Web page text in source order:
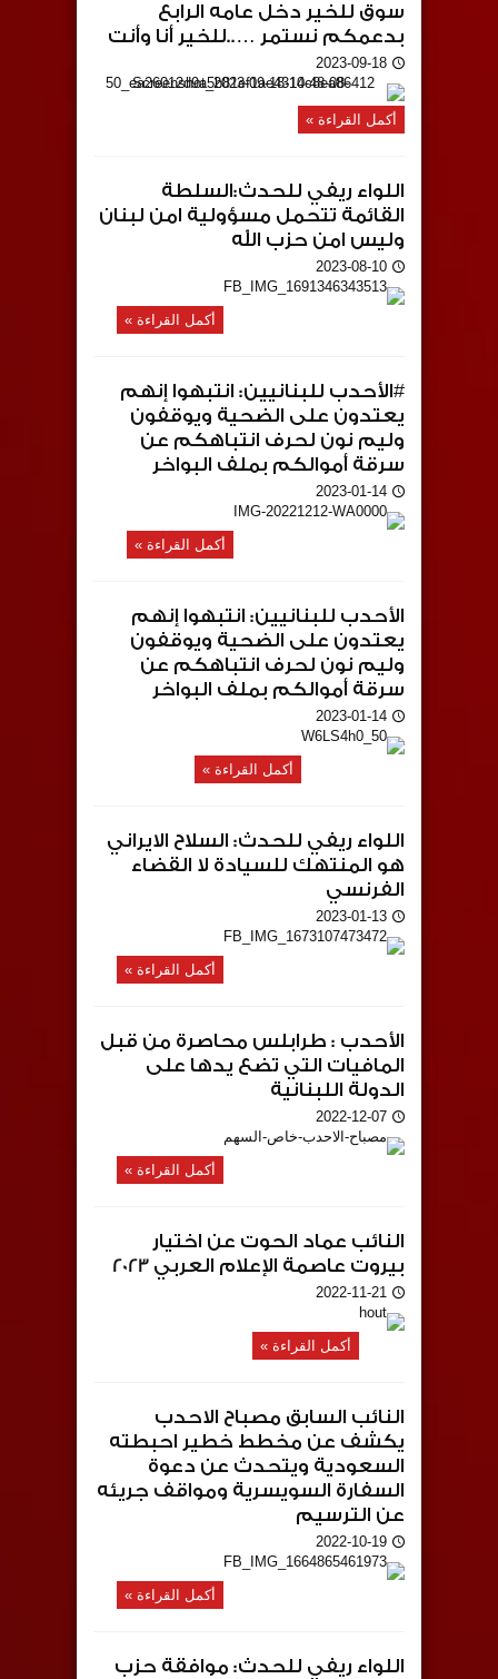
سوق للخير دخل عامه الرابع
بدعمكم نستمر …..للخير أنا وأنت
2023-09-18
أكمل القراءة »
اللواء ريفي للحدث:السلطة
القائمة تتحمل مسؤولية امن لبنان
وليس امن حزب الله
2023-08-10
أكمل القراءة »
#الأحدب للبنانيين: انتبهوا إنهم
يعتدون على الضحية ويوقفون
وليم نون لحرف انتباهكم عن
سرقة أموالكم بملف البواخر
2023-01-14
أكمل القراءة »
الأحدب للبنانيين: انتبهوا إنهم
يعتدون على الضحية ويوقفون
وليم نون لحرف انتباهكم عن
سرقة أموالكم بملف البواخر
2023-01-14
أكمل القراءة »
اللواء ريفي للحدث: السلاح الايراني
هو المنتهك للسيادة لا القضاء
الفرنسي
2023-01-13
أكمل القراءة »
الأحدب : طرابلس محاصرة من قبل
المافيات التي تضع يدها على
الدولة اللبنانية
2022-12-07
أكمل القراءة »
النائب عماد الحوت عن اختيار
بيروت عاصمة الإعلام العربي 2023
2022-11-21
أكمل القراءة »
النائب السابق مصباح الاحدب
يكشف عن مخطط خطير احبطته
السعودية ويتحدث عن دعوة
السفارة السويسرية ومواقف جريئه
عن الترسيم
2022-10-19
أكمل القراءة »
اللواء ريفي للحدث: موافقة حزب